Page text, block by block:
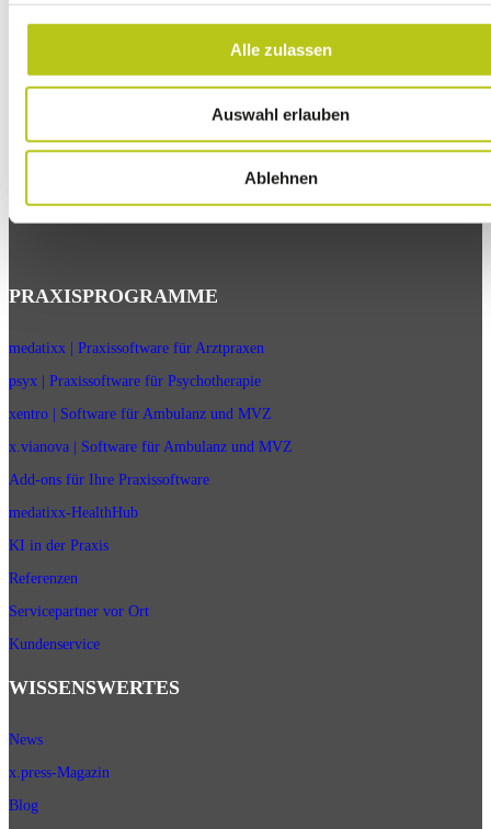
Alle zulassen
Auswahl erlauben
Ablehnen
PRAXISPROGRAMME
medatixx | Praxissoftware für Arztpraxen
psyx | Praxissoftware für Psychotherapie
xentro | Software für Ambulanz und MVZ
x.vianova | Software für Ambulanz und MVZ
Add-ons für Ihre Praxissoftware
medatixx-HealthHub
KI in der Praxis
Referenzen
Servicepartner vor Ort
Kundenservice
WISSENSWERTES
News
x.press-Magazin
Blog